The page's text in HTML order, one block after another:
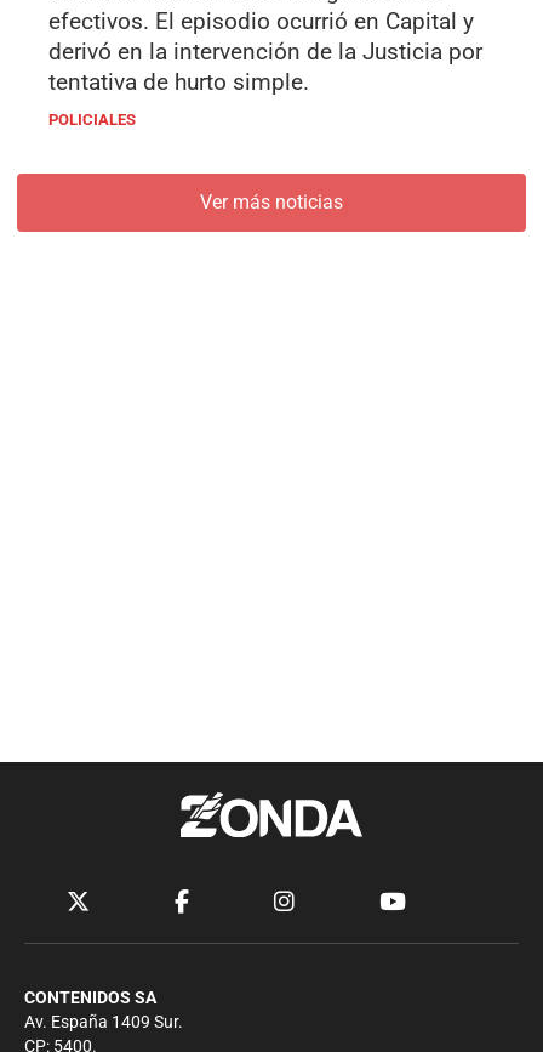
efectivos. El episodio ocurrió en Capital y
derivó en la intervención de la Justicia por
tentativa de hurto simple.
POLICIALES
Ver más noticias
CONTENIDOS SA
Av. España 1409 Sur.
CP: 5400.